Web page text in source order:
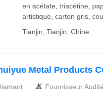
en acétate, triacétine,
artistique, carton gris,
:
Tianjin, Tianjin, Chine
Metal Products
Fournisseur Audité